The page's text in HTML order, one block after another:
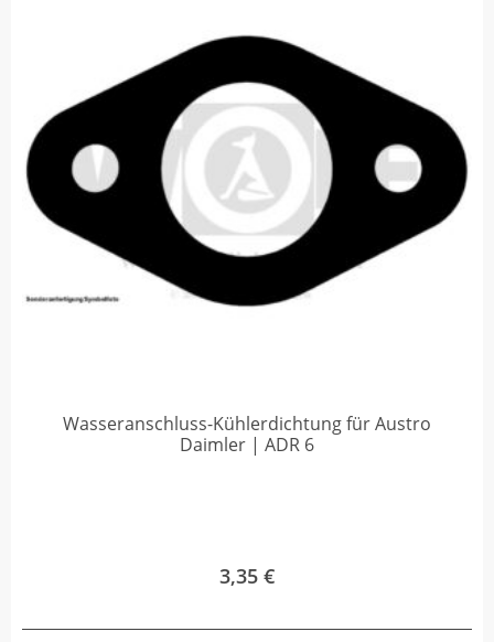
Wasseranschluss-Kühlerdichtung für Austro
Daimler | ADR 6
3,35 €